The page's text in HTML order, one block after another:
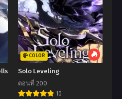
COLOR
Solo Leveling
ตอนที่ 200
10